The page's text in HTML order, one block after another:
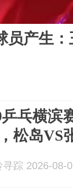
员产生
乒乓横滨
松岛VS
寻踪 2026-08-